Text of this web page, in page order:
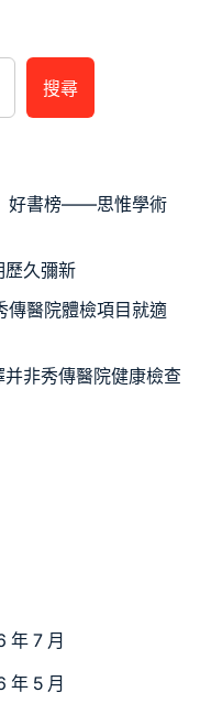
搜尋
好書榜——思惟學術
歷久彌新
傳醫院體檢項目就適
非秀傳醫院健康檢查
年 7 月
年 5 月